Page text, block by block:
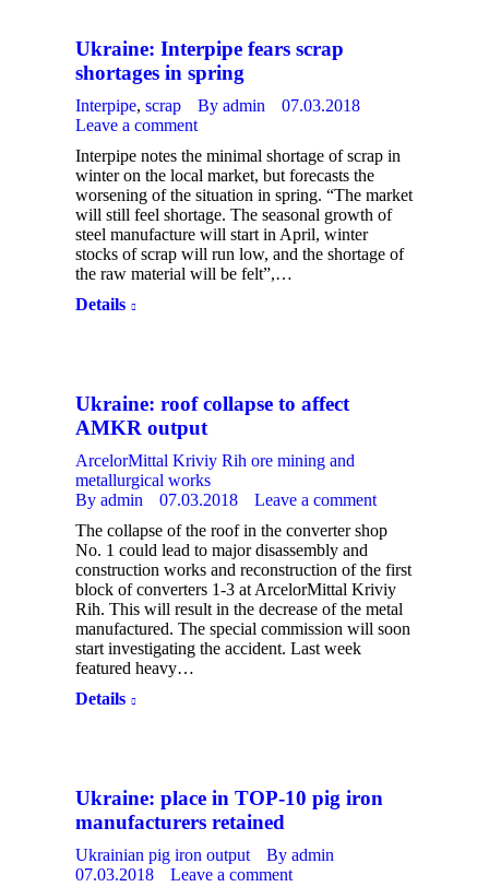
Ukraine: Interpipe fears scrap
shortages in spring
Interpipe, scrap By admin
07.03.2018
Leave a comment
Interpipe notes the minimal shortage of scrap in
winter on the local market, but forecasts the
worsening of the situation in spring. “The market
will still feel shortage. The seasonal growth of
steel manufacture will start in April, winter
stocks of scrap will run low, and the shortage of
the raw material will be felt”,…
Details
Ukraine: roof collapse to affect
AMKR output
ArcelorMittal Kriviy Rih ore mining and
metallurgical works
By admin 07.03.2018
Leave a comment
The collapse of the roof in the converter shop
No. 1 could lead to major disassembly and
construction works and reconstruction of the first
block of converters 1-3 at ArcelorMittal Kriviy
Rih. This will result in the decrease of the metal
manufactured. The special commission will soon
start investigating the accident. Last week
featured heavy…
Details
Ukraine: place in TOP-10 pig iron
manufacturers retained
Ukrainian pig iron output By admin
07.03.2018
Leave a comment